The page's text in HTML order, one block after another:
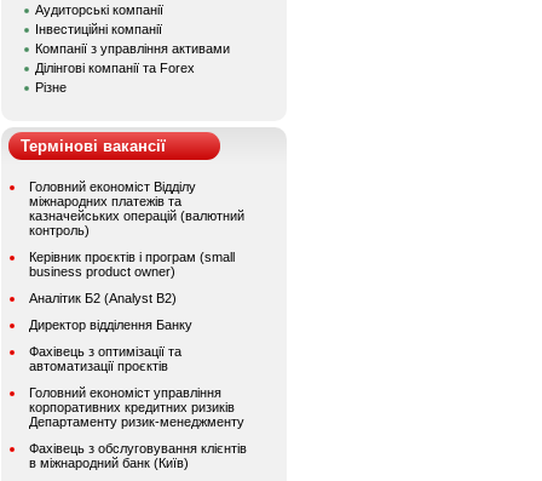
Аудиторські компанії
Інвестиційні компанії
Компанії з управління активами
Ділінгові компанії та Forex
Різне
Термінові вакансії
Головний економіст Відділу
міжнародних платежів та
казначейських операцій (валютний
контроль)
Керівник проєктів і програм (small
business product owner)
Аналітик Б2 (Analyst B2)
Директор відділення Банку
Фахівець з оптимізації та
автоматизації проєктів
Головний економіст управління
корпоративних кредитних ризиків
Департаменту ризик-менеджменту
Фахівець з обслуговування клієнтів
в міжнародний банк (Київ)